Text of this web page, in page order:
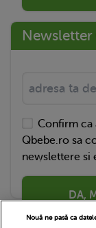
Newsletter
Confirm ca
Qbebe.ro sa
newslettere si
DA,
Nouă ne pasă ca